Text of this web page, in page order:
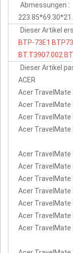
Abmessungen :
Dieser Artikel
BTP-73E1
BT.T3907.002
Dieser Artikel
ACER
Acer TravelMate
Acer TravelMate
Acer TravelMate
Acer TravelMate
Acer TravelMate
Acer TravelMate
Acer TravelMate
Acer TravelMate
Acer TravelMate
Acer TravelMate
Acer TravelMate